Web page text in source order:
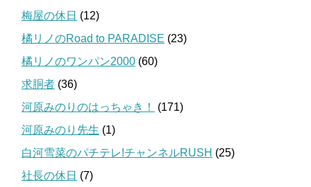
梅屋の休日 (12)
橘リノのRoad to PARADISE (23)
橘リノのワンパン2000 (60)
求胴者 (36)
河原みのりのはっちゃき！
(171)
河原みのり先生 (1)
白河雪菜のパチテレ!チャンネルRUSH (25)
社長の休日 (7)